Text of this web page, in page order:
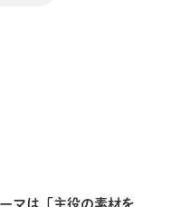
マは「主役の素材を